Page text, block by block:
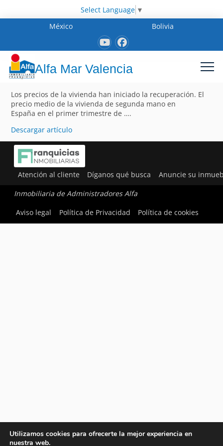
Select Language ▼
México
Bolivia
Alfa Mar Valencia
Los precios de la vivienda han iniciado la recuperación. El
precio medio de la vivienda de segunda mano en
España en el primer trimestre de ….
Descargar artículo
Atención al cliente Díganos qué busca Anuncie su
Inmobiliaria de Administradores Alfa
Aviso legal
Política de Privacidad Política de cookies
Utilizamos cookies para ofrecerte la mejor experiencia en
nuestra web.